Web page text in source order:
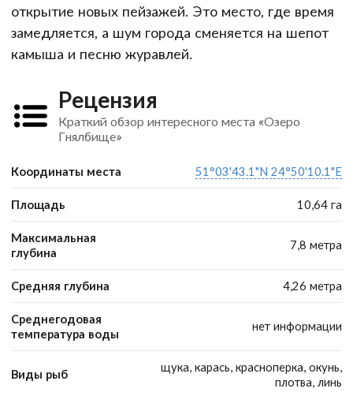
открытие новых пейзажей. Это место, где время
замедляется, а шум города сменяется на шепот
камыша и песню журавлей.
Рецензия
Краткий обзор интересного места «Озеро
Гнялбище»
Координаты места 51°03'43.1"N 24°50'10.1"E
Площадь 10,64 га
Максимальная
глубина
7,8 метра
Средняя глубина 4,26 метра
Среднегодовая
температура воды
нет информации
Виды рыб
щука, карась, красноперка, окунь,
плотва, линь